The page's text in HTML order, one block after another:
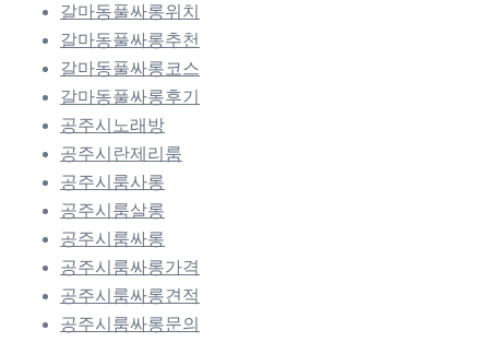
갈마동풀싸롱위치
갈마동풀싸롱추천
갈마동풀싸롱코스
갈마동풀싸롱후기
공주시노래방
공주시란제리룸
공주시룸사롱
공주시룸살롱
공주시룸싸롱
공주시룸싸롱가격
공주시룸싸롱견적
공주시룸싸롱문의